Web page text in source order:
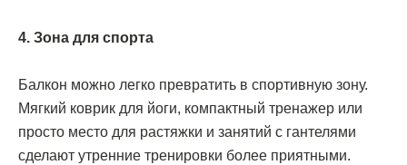
4. Зона для спорта
Балкон можно легко превратить в спортивную зону.
Мягкий коврик для йоги, компактный тренажер или
просто место для растяжки и занятий с гантелями
сделают утренние тренировки более приятными.